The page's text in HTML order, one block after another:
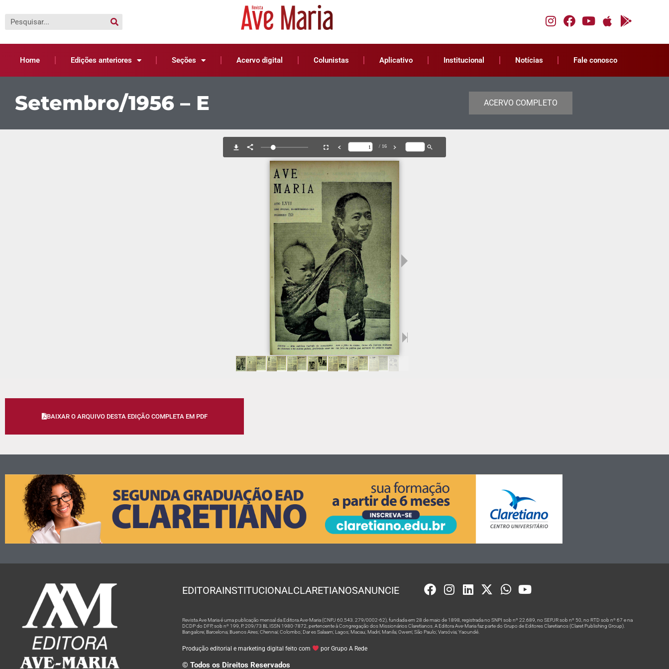
Home Edições anteriores Seções Acervo digital Colunistas Aplicativo Institucional Notícias Fale conosco
Setembro/1956 – E ACERVO COMPLETO
BAIXAR O ARQUIVO DESTA EDIÇÃO COMPLETA EM PDF
EDITORAINSTITUCIONALCLARETIANOSANUNCIE
Revista Ave Maria é uma publicação mensal da Editora Ave-Maria (CNPJ 60.543. 279/0002-62), fundada em 28 de maio de 1898, registrada no SNPI sob nº 22.689, no SEPJR sob nº 50, no RTD sob nº 67 e na
DCDP do DFP, sob nº 199, P. 209/73 BL ISSN 1980-7872, pertencente à Congregação dos Missionários Claretianos. A Editora Ave-Maria faz parte do Grupo de Editores Claretianos (Claret Publishing Group).
Bangalore; Barcelona; Buenos Aires; Chennai; Colombo; Dar es Salaam; Lagos; Macau; Madri; Manila; Owerri; São Paulo; Varsóvia; Yaoundé.
Produção editorial e marketing digital feito com por Grupo A Rede
© Todos os Direitos Reservados